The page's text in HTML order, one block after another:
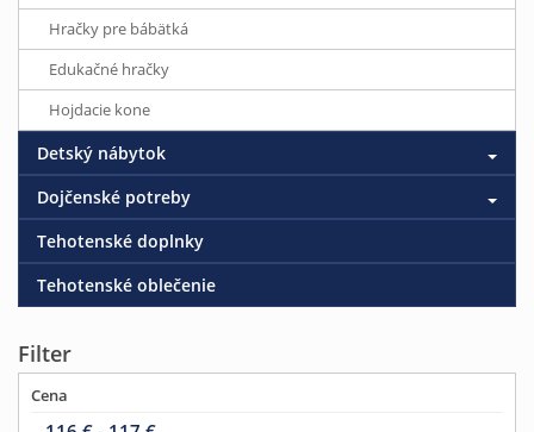
Hračky pre bábätká
Edukačné hračky
Hojdacie kone
Detský nábytok
Dojčenské potreby
Tehotenské doplnky
Tehotenské oblečenie
Filter
Cena